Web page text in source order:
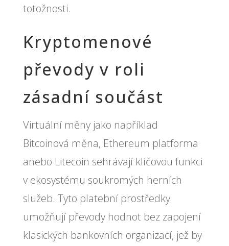
totožnosti.
Kryptomenové
převody v roli
zásadní součást
Virtuální měny jako například
Bitcoinová měna, Ethereum platforma
anebo Litecoin sehrávají klíčovou funkci
v ekosystému soukromých herních
služeb. Tyto platební prostředky
umožňují převody hodnot bez zapojení
klasických bankovních organizací, jež by